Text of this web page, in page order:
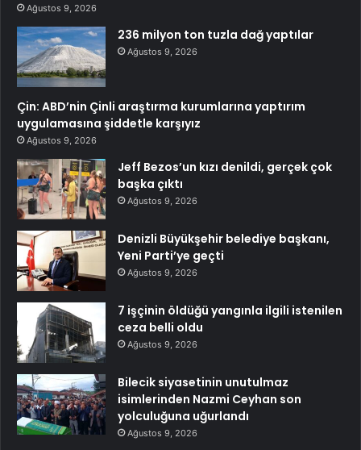
Ağustos 9, 2026
236 milyon ton tuzla dağ yaptılar
Ağustos 9, 2026
Çin: ABD’nin Çinli araştırma kurumlarına yaptırım
uygulamasına şiddetle karşıyız
Ağustos 9, 2026
Jeff Bezos’un kızı denildi, gerçek çok
başka çıktı
Ağustos 9, 2026
Denizli Büyükşehir belediye başkanı,
Yeni Parti’ye geçti
Ağustos 9, 2026
7 işçinin öldüğü yangınla ilgili istenilen
ceza belli oldu
Ağustos 9, 2026
Bilecik siyasetinin unutulmaz
isimlerinden Nazmi Ceyhan son
yolculuğuna uğurlandı
Ağustos 9, 2026